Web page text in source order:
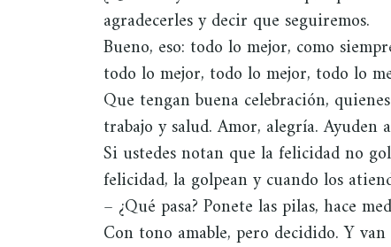
agradecerles y decir que seguiremos.
Bueno, eso: todo lo mejor, como
todo lo mejor, todo lo mejor, todo lo
Que tengan buena celebración,
trabajo y salud. Amor, alegría. Ayuden
Si ustedes notan que la felicidad no
felicidad, la golpean y cuando los
– ¿Qué pasa? Ponete las pilas, hace
Con tono amable, pero decidido. Y